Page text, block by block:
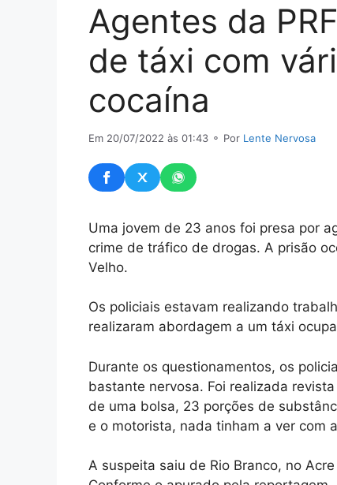
Agentes da
de táxi com
cocaína
Em 20/07/2022 às 01:43 ⚬ Por Lente Nervosa
Uma jovem de 23 anos foi presa por
crime de tráfico de drogas. A prisão
Velho.
Os policiais estavam realizando
realizaram abordagem a um táxi
Durante os questionamentos, os
bastante nervosa. Foi realizada
de uma bolsa, 23 porções de
e o motorista, nada tinham a ver com
A suspeita saiu de Rio Branco, no